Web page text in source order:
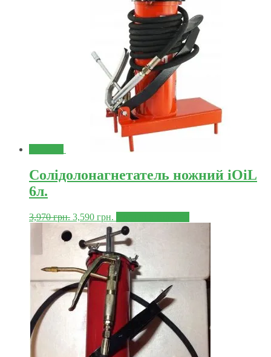
Солідолонагнетатель ножний iOiL
6л.
3,970грн. 3,590 грн.